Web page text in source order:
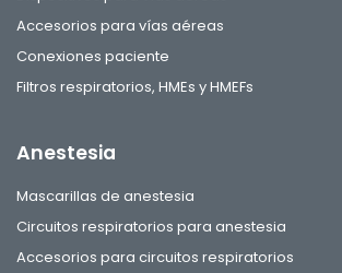
Accesorios para vías aéreas
Conexiones paciente
Filtros respiratorios, HMEs y HMEFs
Anestesia
Mascarillas de anestesia
Circuitos respiratorios para anestesia
Accesorios para circuitos respiratorios